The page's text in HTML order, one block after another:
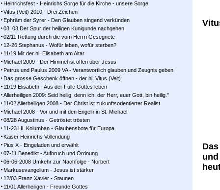
Heinrichsfest - Heinrichs Sorge für die Kirche - unsere Sorge
Vitus (Veit) 2010 - Drei Zeichen
Ephräm der Syrer - Den Glauben singend verkünden
03_03 Der Spur der heiligen Kunigunde nachgehen
02/11 Rettung durch die vom Herrn Gesegnete
12-26 Stephanus - Wofür leben, wofür sterben?
11/19 Mit der hl. Elisabeth am Altar
Michael 2009 - Der Himmel ist offen über Jesus
Petrus und Paulus 2009 VA - Verantwortlich glauben und Zeugnis geben
Das grosse Geschenk öffnen - der hl. Vitus (Veit)
11/19 Elisabeth - Aus der Fülle Gottes leben
Allerheiligen 2009: Seid heilig, denn ich, der Herr, euer Gott, bin heilig."
11/02 Allerheiligen 2008 - Der Christ ist zukunftsorientierter Realist
Michael 2008 - Vor und mit den Engeln in St. Michael
08/28 Augustinus - Getröstet trösten
11-23 Hl. Kolumban - Glaubensbote für Europa
Kaiser Heinrichs Vollendung
Pius X - Eingeladen und erwählt
07-11 Benedikt - Aufbruch und Ordnung
06-06-2008 Umkehr zur Nachfolge - Norbert
Markusevangelium - Jesus ist stärker
12/03 Franz Xavier - Staunen
11/01 Allerheiligen - Freunde Gottes